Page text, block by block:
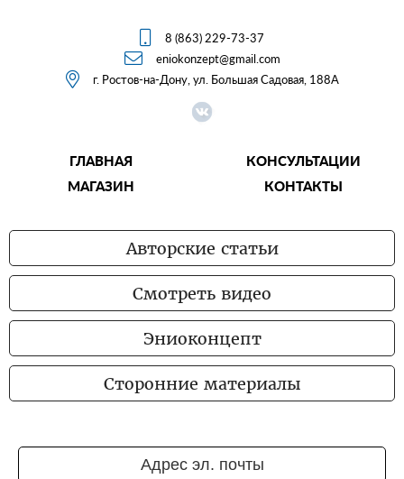
 8 (863) 229-73-37
 eniokonzept@gmail.com
 г. Ростов-на-Дону, ул. Большая Садовая, 188А
ГЛАВНАЯ
КОНСУЛЬТАЦИИ
МАГАЗИН
КОНТАКТЫ
Авторские статьи
Смотреть видео
Эниоконцепт
Сторонние материалы